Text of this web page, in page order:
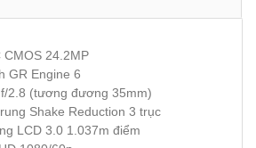
CMOS 24.2MP
GR Engine 6
2.8 (tương đương 35mm)
Shake Reduction 3 trục
LCD 3.0 1.037m điểm